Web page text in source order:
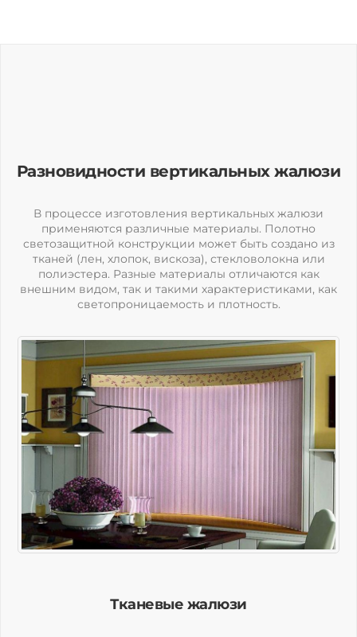
Разновидности вертикальных жалюзи
В процессе изготовления вертикальных жалюзи
применяются различные материалы. Полотно
светозащитной конструкции может быть создано из
тканей (лен, хлопок, вискоза), стекловолокна или
полиэстера. Разные материалы отличаются как
внешним видом, так и такими характеристиками, как
светопроницаемость и плотность.
Тканевые жалюзи